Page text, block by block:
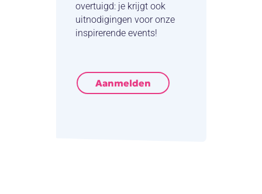
overtuigd: je krijgt ook
uitnodigingen voor onze
inspirerende events!
Aanmelden